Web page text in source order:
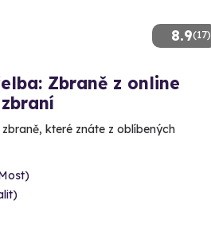
8.9(17)
Zbraně z online
které znáte z oblíbených